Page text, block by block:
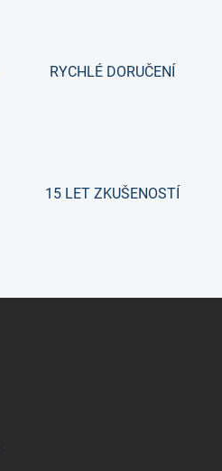
RYCHLÉ DORUČENÍ
15 LET ZKUŠENOSTÍ